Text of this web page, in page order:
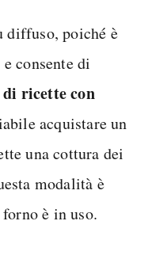
poiché è
consente di
ricette con
acquistare un
una cottura dei
modalità è
è in uso.